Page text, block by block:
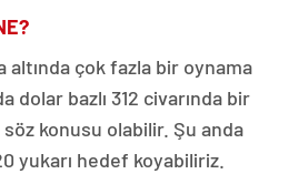
altında çok fazla bir oynama
dolar bazlı 312 civarında bir
konusu olabilir. Şu anda
yukarı hedef koyabiliriz.